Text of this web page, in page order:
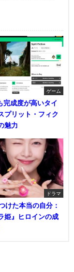
ゲーム
完成度が高いタイ
プリット・フィク
魅力
ドラマ
けた本当の自分：
姫』ヒロインの成